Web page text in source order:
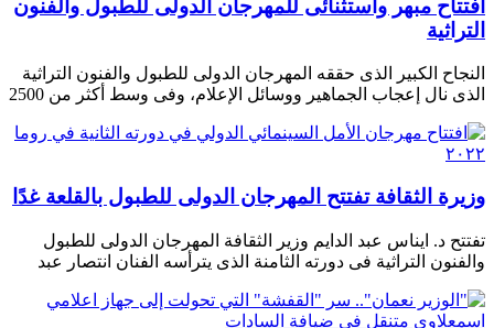
افتتاح مبهر واستثنائى للمهرجان الدولى للطبول والفنون
التراثية
النجاح الكبير الذى حققه المهرجان الدولى للطبول والفنون التراثية
الذى نال إعجاب الجماهير ووسائل الإعلام، وفى وسط أكثر من 2500
وزيرة الثقافة تفتتح المهرجان الدولى للطبول بالقلعة غدًا
تفتتح د. ايناس عبد الدايم وزير الثقافة المهرجان الدولى للطبول
والفنون التراثية فى دورته الثامنة الذى يترأسه الفنان انتصار عبد